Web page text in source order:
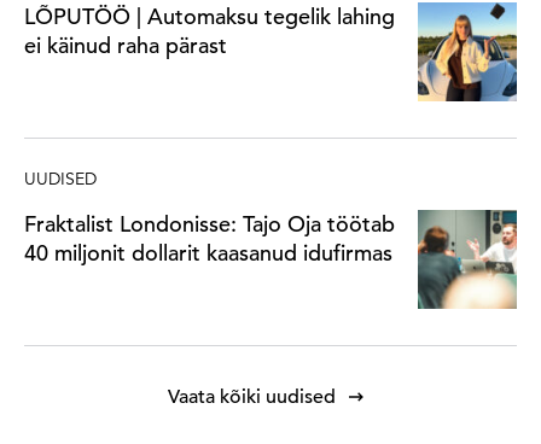
LÕPUTÖÖ | Automaksu tegelik lahing
ei käinud raha pärast
UUDISED
Fraktalist Londonisse: Tajo Oja töötab
40 miljonit dollarit kaasanud idufirmas
Vaata kõiki uudised